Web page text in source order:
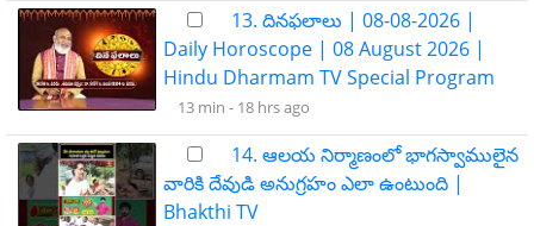
13. దినఫలాలు | 08-08-2026 |
Daily Horoscope | 08 August 2026 |
Hindu Dharmam TV Special Program
13 min - 18 hrs ago
14. ఆలయ నిర్మాణంలో భాగస్వాములైన
వారికి దేవుడి అనుగ్రహం ఎలా ఉంటుంది |
Bhakthi TV